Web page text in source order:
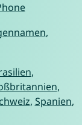
,
,
,
, Spanien,